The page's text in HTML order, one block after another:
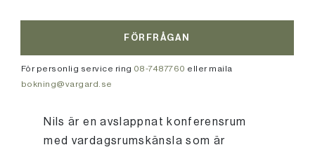
FÖRFRÅGAN
För personlig service ring 08-7487760 eller maila
bokning@vargard.se
Nils är en avslappnat konferensrum
med vardagsrumskänsla som är